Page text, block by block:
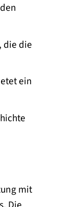
die die
ein
mit